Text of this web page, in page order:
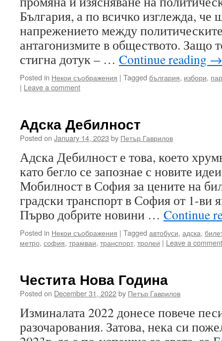
България, а по всичко изглежда, че
напрежението между
антагонизмите в обществото. Защо
стигна дотук – … Continue reading →
Posted in Некои съображения | Tagged българия, избори,
| Leave a comment
Адска Дебилност
Posted on January 14, 2023 by Петър Гаврилов
Адска Дебилност е това, което
като бегло се запознае с новите
Мобилност в София за цените на
градски транспорт в София от 1-ви
Първо добрите новини … Continue
Posted in Некои съображения | Tagged автобуси, адска,
метро, софия, трамваи, транспорт, тролеи | Leave a comment
Честита Нова Година
Posted on December 31, 2022by Петър Гаврилов
Изминалата 2022 донесе повече
разочарования. Затова, нека си